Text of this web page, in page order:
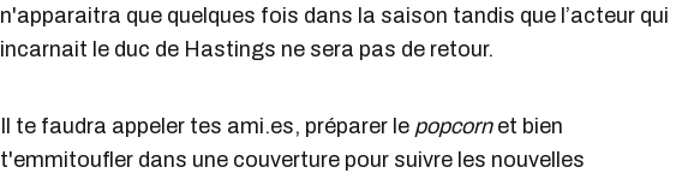
n'apparaitra que quelques fois dans la saison tandis que l’acteur qui
incarnait le duc de Hastings ne sera pas de retour.
Il te faudra appeler tes ami.es, préparer le popcorn et bien
t'emmitoufler dans une couverture pour suivre les nouvelles